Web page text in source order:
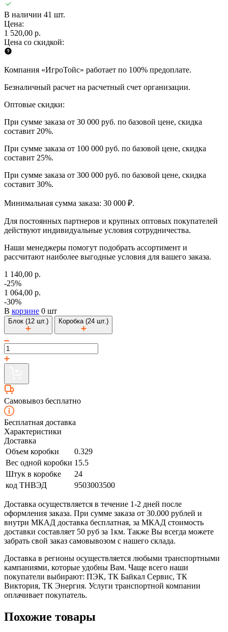
В наличии 41 шт.
Цена:
1 520,00 р.
Цена со скидкой:
Компания «ИгроТойс» работает по 100% предоплате.
Безналичный расчет на расчетный счет организации.
Оптовые скидки:
При сумме заказа от 30 000 руб. по базовой цене, скидка
составит 20%.
При сумме заказа от 100 000 руб. по базовой цене, скидка
составит 25%.
При сумме заказа от 300 000 руб. по базовой цене, скидка
составит 30%.
Минимальная сумма заказа: 30 000 ₽.
Для постоянных партнеров и крупных оптовых покупателей
действуют индивидуальные условия сотрудничества.
Наши менеджеры помогут подобрать ассортимент и
рассчитают наиболее выгодные условия для вашего заказа.
1 140,00 р.
-25%
1 064,00 р.
-30%
В корзине 0 шт
Блок (12 шт.) Коробка (24 шт.)
Самовывоз бесплатно
Бесплатная доставка
Характеристики
Доставка
Объем коробки
0.329
Вес одной коробки 15.5
Штук в коробке
24
код ТНВЭД
9503003500
Доставка осуществляется в течение 1-2 дней после
оформления заказа. При сумме заказа от 30.000 рублей и
внутри МКАД доставка бесплатная, за МКАД стоимость
доставки составляет 50 руб за 1км. Также Вы всегда можете
забрать свой заказ самовывозом с нашего склада.
Доставка в регионы осуществляется любыми транспортными
кампаниями, которые удобны Вам. Чаще всего наши
покупатели выбирают: ПЭК, ТК Байкал Сервис, ТК
Виктория, ТК Энергия. Услуги транспортной компании
оплачивает покупатель.
Похожие товары